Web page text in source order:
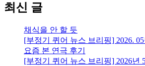
최신 글
채식을 안 할 듯
[부정기 퀴어 뉴스 브리핑] 2026.
요즘 본 연극 후기
[부정기 퀴어 뉴스 브리핑] 2026년